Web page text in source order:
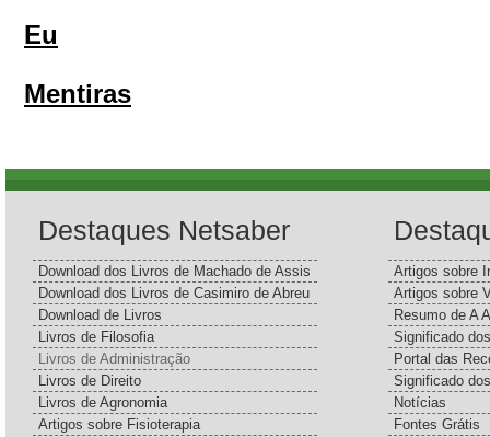
Eu
Mentiras
Destaques Netsaber
Download dos Livros de Machado de Assis
Download dos Livros de Casimiro de Abreu
Download de Livros
Livros de Filosofia
Livros de Administração
Livros de Direito
Livros de Agronomia
Artigos sobre Fisioterapia
Artigos sobre
Artigos sobre
Resumo de A
Significado
Portal das
Significado
Notícias
Fontes Grátis